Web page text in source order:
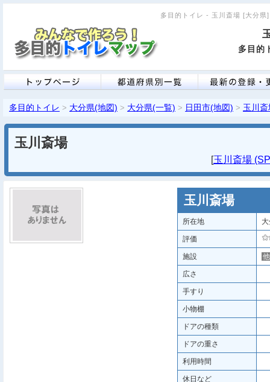
多目的トイレ - 玉川斎場 [大分
多目的
多目的トイレ > 大分県(地図) > 大分県(一覧) > 日田市(地図) > 玉川斎
玉川斎場
[玉川斎場
玉川斎場
所在地
評価
施設 他
広さ
手すり
小物棚
ドアの種類
ドアの重さ
利用時間
休日など